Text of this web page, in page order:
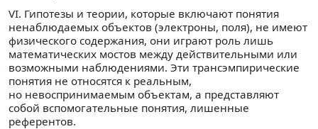
VI. Гипотезы и теории, которые включают понятия
ненаблюдаемых объектов (электроны, поля), не имеют
физического содержания, они играют роль лишь
математических мостов между действительными или
возможными наблюдениями. Эти трансэмпирические
понятия не относятся к реальным,
но невоспринимаемым объектам, а представляют
собой вспомогательные понятия, лишенные
референтов.